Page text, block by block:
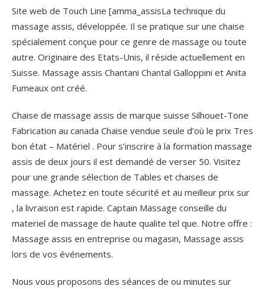
Site web de Touch Line [amma_assisLa technique du
massage assis, développée. Il se pratique sur une chaise
spécialement conçue pour ce genre de massage ou toute
autre. Originaire des Etats-Unis, il réside actuellement en
Suisse. Massage assis Chantani Chantal Galloppini et Anita
Fumeaux ont créé.
Chaise de massage assis de marque suisse Silhouet-Tone
Fabrication au canada Chaise vendue seule d’où le prix Tres
bon état – Matériel . Pour s’inscrire à la formation massage
assis de deux jours il est demandé de verser 50. Visitez
pour une grande sélection de Tables et chaises de
massage. Achetez en toute sécurité et au meilleur prix sur
, la livraison est rapide. Captain Massage conseille du
materiel de massage de haute qualite tel que. Notre offre :
Massage assis en entreprise ou magasin, Massage assis
lors de vos événements.
Nous vous proposons des séances de ou minutes sur